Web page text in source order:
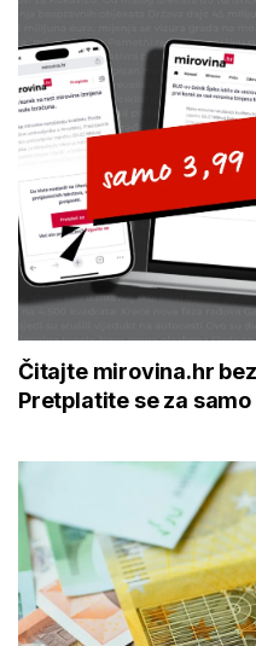
Čitajte mirovina.hr
Pretplatite se za